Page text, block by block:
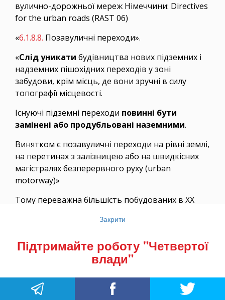
вулично-дорожньої мереж Німеччини: Directives
for the urban roads (RAST 06)
«6.1.8.8. Позавуличні переходи».
«Слід уникати будівництва нових підземних і
надземних пішохідних переходів у зоні
забудови, крім місць, де вони зручні в силу
топографії місцевості.
Існуючі підземні переходи повинні бути
замінені або продубльовані наземними.
Винятком є позавуличні переходи на рівні землі,
на перетинах з залізницею або на швидкісних
магістралях безперервного руху (urban
motorway)»
Тому переважна більшість побудованих в ХХ
зору комфорту і безпеки, містах світу є
Досі діє лише невелика кількість, що є справді
найкоротшим шляхом для руху пішоходів і
пересікають габаритні перехрестя («ронди»),
різнорівневі транспортно-пересадкові вузли, і
Закрити
Підтримайте роботу "Четвертої
влади"